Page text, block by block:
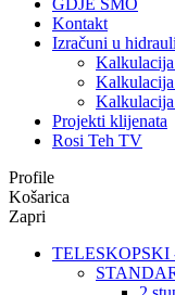
GDJE SMO
Kontakt
Izračuni u
Projekti klijenata
Rosi Teh TV
Profile
Košarica
Zapri